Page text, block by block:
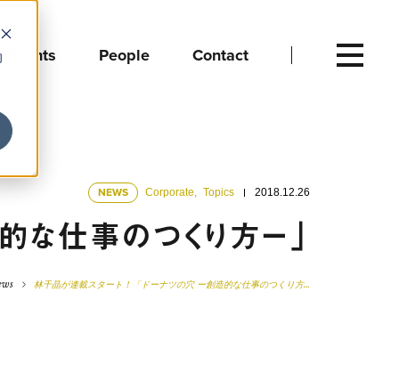
Events People Contact
NEWS Corporate, Topics 2018.12.26
な仕事のつくり方ー」
林千晶が連載スタート！「ドーナツの穴 ー創造的な仕事のつくり方…